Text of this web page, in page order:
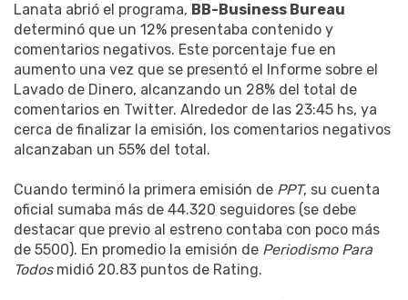
Lanata abrió el programa, BB-Business Bureau
determinó que un 12% presentaba contenido y
comentarios negativos. Este porcentaje fue en
aumento una vez que se presentó el Informe sobre el
Lavado de Dinero, alcanzando un 28% del total de
comentarios en Twitter. Alrededor de las 23:45 hs, ya
cerca de finalizar la emisión, los comentarios negativos
alcanzaban un 55% del total.
Cuando terminó la primera emisión de PPT, su cuenta
oficial sumaba más de 44.320 seguidores (se debe
destacar que previo al estreno contaba con poco más
de 5500). En promedio la emisión de Periodismo Para
Todosmidió 20.83 puntos de Rating.